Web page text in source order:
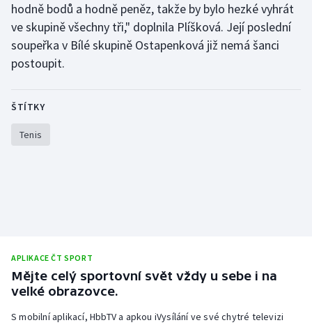
hodně bodů a hodně peněz, takže by bylo hezké vyhrát
ve skupině všechny tři," doplnila Plíšková. Její poslední
soupeřka v Bílé skupině Ostapenková již nemá šanci
postoupit.
ŠTÍTKY
Tenis
APLIKACE ČT SPORT
Mějte celý sportovní svět vždy u sebe i na
velké obrazovce.
S mobilní aplikací, HbbTV a apkou iVysílání ve své chytré televizi